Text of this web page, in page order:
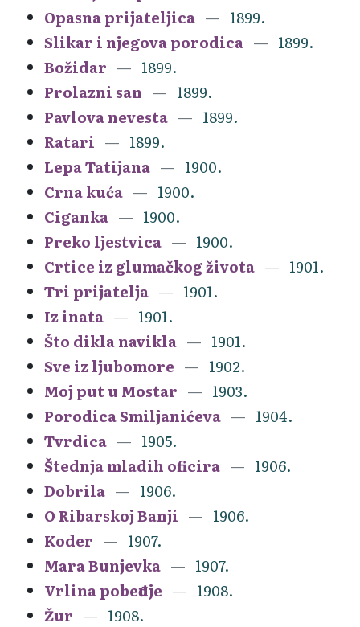
Opasna prijateljica
1899.
Slikar i njegova porodica
1899.
Božidar
1899.
Prolazni san
1899.
Pavlova nevesta
1899.
Ratari
1899.
Lepa Tatijana
1900.
Crna kuća
1900.
Ciganka
1900.
Preko ljestvica
1900.
Crtice iz glumačkog života
1901.
Tri prijatelja
1901.
Iz inata
1901.
Što dikla navikla
1901.
Sve iz ljubomore
1902.
Moj put u Mostar
1903.
Porodica Smiljanićeva
1904.
Tvrdica
1905.
Štednja mladih oficira
1906.
Dobrila
1906.
O Ribarskoj Banji
1906.
Koder
1907.
Mara Bunjevka
1907.
Vrlina pobeđuje
1908.
Žur
1908.